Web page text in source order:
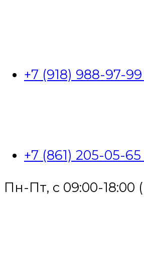
+7 (918) 988-97-99
+7 (861) 205-05-65
Пн-Пт, с 09:00-18:00